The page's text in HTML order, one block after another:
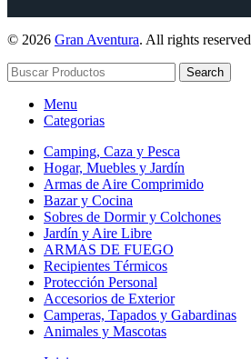
© 2026 Gran Aventura. All rights reserved
Search
Menu
Categorias
Camping, Caza y Pesca
Hogar, Muebles y Jardín
Armas de Aire Comprimido
Bazar y Cocina
Sobres de Dormir y Colchones
Jardín y Aire Libre
ARMAS DE FUEGO
Recipientes Térmicos
Protección Personal
Accesorios de Exterior
Camperas, Tapados y Gabardinas
Animales y Mascotas